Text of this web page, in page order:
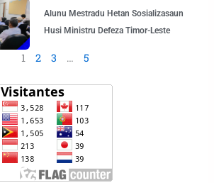
Alunu Mestradu Hetan Sosializasaun
Husi Ministru Defeza Timor-Leste
1 2 3 … 5